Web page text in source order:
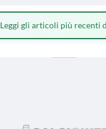
Leggi gli articoli più recenti